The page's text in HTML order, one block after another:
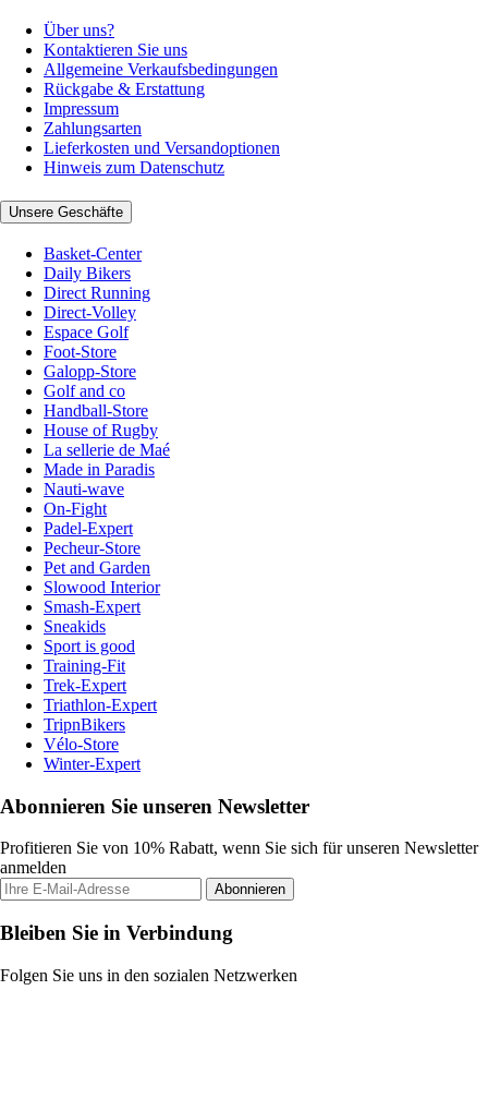
Über uns?
Kontaktieren Sie uns
Allgemeine Verkaufsbedingungen
Rückgabe & Erstattung
Impressum
Zahlungsarten
Lieferkosten und Versandoptionen
Hinweis zum Datenschutz
Unsere Geschäfte
Basket-Center
Daily Bikers
Direct Running
Direct-Volley
Espace Golf
Foot-Store
Galopp-Store
Golf and co
Handball-Store
House of Rugby
La sellerie de Maé
Made in Paradis
Nauti-wave
On-Fight
Padel-Expert
Pecheur-Store
Pet and Garden
Slowood Interior
Smash-Expert
Sneakids
Sport is good
Training-Fit
Trek-Expert
Triathlon-Expert
TripnBikers
Vélo-Store
Winter-Expert
Abonnieren Sie unseren Newsletter
Profitieren Sie von 10% Rabatt, wenn Sie sich für unseren Newsletter
anmelden
Abonnieren
Bleiben Sie in Verbindung
Folgen Sie uns in den sozialen Netzwerken